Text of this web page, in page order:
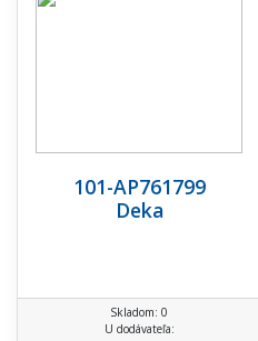
101-AP761799
Deka
Skladom: 0
U dodávateľa: